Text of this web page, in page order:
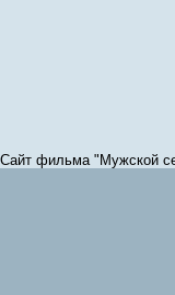
Сайт фильма "Мужской